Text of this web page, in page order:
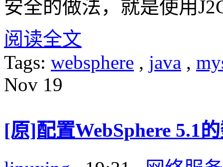
安全的做法，就是使用
阅读全文
Tags: websphere , java ,
Nov 19
[原]配置WebSphere 5.1